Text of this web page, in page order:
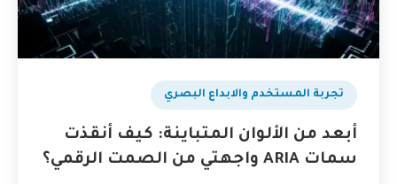
تجربة المستخدم والابداع البصري
أبعد من الألوان المتباينة: كيف أنقذت
سمات ARIA واجهتي من الصمت الرقمي؟